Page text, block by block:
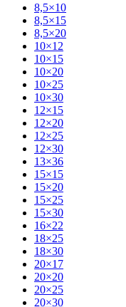
8,5×10
8,5×15
8,5×20
10×12
10×15
10×20
10×25
10×30
12×15
12×20
12×25
12×30
13×36
15×15
15×20
15×25
15×30
16×22
18×25
18×30
20×17
20×20
20×25
20×30